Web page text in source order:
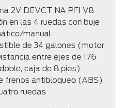
2V DEVCT NA PFI V8
en las 4 ruedas con buje
manual
de 34 galones (motor
entre ejes de 176
caja de 8 pies)
frenos antibloqueo (ABS)
ruedas